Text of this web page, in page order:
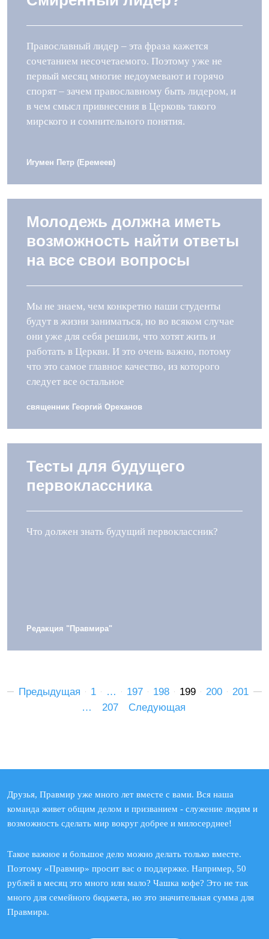
Православный лидер – эта фраза кажется
сочетанием несочетаемого. Поэтому уже не
первый месяц многие недоумевают и горячо
спорят – зачем православному быть лидером, и
в чем смысл привнесения в Церковь такого
мирского и сомнительного понятия.
Игумен Петр (Еремеев)
Молодежь должна иметь
возможность найти ответы
на все свои вопросы
Мы не знаем, чем конкретно наши студенты
будут в жизни заниматься, но во всяком случае
они уже для себя решили, что хотят жить и
работать в Церкви. И это очень важно, потому
что это самое главное качество, из которого
следует все остальное
священник Георгий Ореханов
Тесты для будущего
первоклассника
Что должен знать будущий первоклассник?
Редакция "Правмира"
Предыдущая 1 … 197 198 199 200
201
…
207 Следующая
Друзья, Правмир уже много лет вместе с вами. Вся наша
команда живет общим делом и призванием - служение людям и
возможность сделать мир вокруг добрее и милосерднее!
Такое важное и большое дело можно делать только вместе.
Поэтому «Правмир» просит вас о поддержке. Например, 50
рублей в месяц это много или мало? Чашка кофе? Это не так
много для семейного бюджета, но это значительная сумма для
Правмира.